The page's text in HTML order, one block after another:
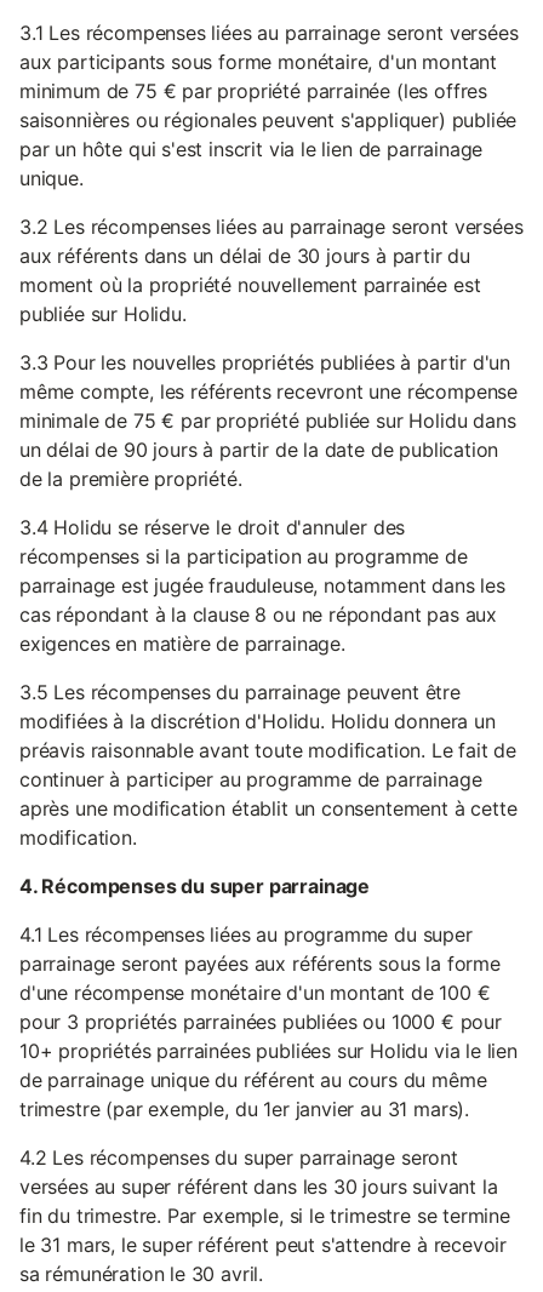
3.1 Les récompenses liées au parrainage seront versées
aux participants sous forme monétaire, d'un montant
minimum de 75 € par propriété parrainée (les offres
saisonnières ou régionales peuvent s'appliquer) publiée
par un hôte qui s'est inscrit via le lien de parrainage
unique.
3.2 Les récompenses liées au parrainage seront versées
aux référents dans un délai de 30 jours à partir du
moment où la propriété nouvellement parrainée est
publiée sur Holidu.
3.3 Pour les nouvelles propriétés publiées à partir d'un
même compte, les référents recevront une récompense
minimale de 75 € par propriété publiée sur Holidu dans
un délai de 90 jours à partir de la date de publication
de la première propriété.
3.4 Holidu se réserve le droit d'annuler des
récompenses si la participation au programme de
parrainage est jugée frauduleuse, notamment dans les
cas répondant à la clause 8 ou ne répondant pas aux
exigences en matière de parrainage.
3.5 Les récompenses du parrainage peuvent être
modifiées à la discrétion d'Holidu. Holidu donnera un
préavis raisonnable avant toute modification. Le fait de
continuer à participer au programme de parrainage
après une modification établit un consentement à cette
modification.
4. Récompenses du super parrainage
4.1 Les récompenses liées au programme du super
parrainage seront payées aux référents sous la forme
d'une récompense monétaire d'un montant de 100 €
pour 3 propriétés parrainées publiées ou 1000 € pour
10+ propriétés parrainées publiées sur Holidu via le lien
de parrainage unique du référent au cours du même
trimestre (par exemple, du 1er janvier au 31 mars).
4.2 Les récompenses du super parrainage seront
versées au super référent dans les 30 jours suivant la
fin du trimestre. Par exemple, si le trimestre se termine
le 31 mars, le super référent peut s'attendre à recevoir
sa rémunération le 30 avril.